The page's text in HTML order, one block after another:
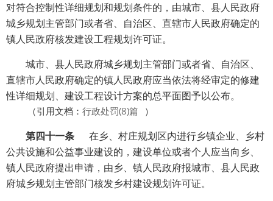
对符合控制性详细规划和规划条件的，由城市、县人民政府
城乡规划主管部门或者省、自治区、直辖市人民政府确定的
镇人民政府核发建设工程规划许可证。
城市、县人民政府城乡规划主管部门或者省、自治区、
直辖市人民政府确定的镇人民政府应当依法将经审定的修建
性详细规划、建设工程设计方案的总平面图予以公布。
（引用文档： 行政处罚(8)篇 ）
第四十一条
在乡、村庄规划区内进行乡镇企业、乡村
公共设施和公益事业建设的，建设单位或者个人应当向乡、
镇人民政府提出申请，由乡、镇人民政府报城市、县人民政
府城乡规划主管部门核发乡村建设规划许可证。